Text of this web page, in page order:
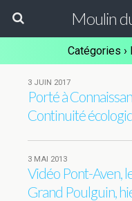
Moulin
Catégories ›
3 JUIN 2017
Porté à
Continuité
3 MAI 2013
Vidéo Pont-Aven,
Grand Poulguin,